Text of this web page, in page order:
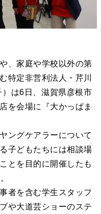
、家庭や学校以外の第
特定非営利法人・芹川
は6日、滋賀県彦根市
を会場に『大かっぱま
ングケアラーについて
子どもたちには相談場
とを目的に開催したも
者を含む学生スタッフ
や大道芸ショーのステ